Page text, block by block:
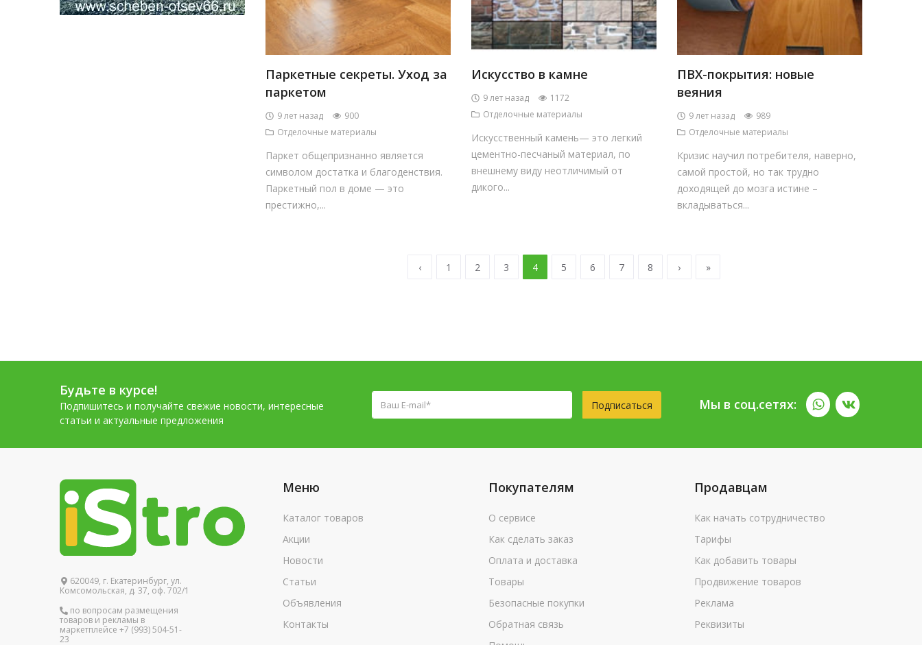
Паркетные секреты. Уход за
паркетом
9 лет назад
900
Отделочные материалы
Паркет общепризнанно является
символом достатка и благоденствия.
Паркетный пол в доме — это
престижно,...
Искусство в камне
9 лет назад
1172
Отделочные материалы
Искусственный камень— это легкий
цементно-песчаный материал, по
внешнему виду неотличимый от
дикого...
ПВХ-покрытия: новые
веяния
9 лет назад
989
Отделочные материалы
Кризис научил потребителя, наверно,
самой простой, но так трудно
доходящей до мозга истине –
вкладываться...
‹ 1 2 3 4 5 6 7 8 › »
Будьте в курсе!
Подпишитесь и получайте свежие новости, интересные
статьи и актуальные предложения
Подписаться Мы в соц.сетях:
620049, г. Екатеринбург, ул.
Комсомольская, д. 37, оф. 702/1
по вопросам размещения
товаров и рекламы в
маркетплейсе +7 (993) 504-51-
23
Меню
Каталог товаров
Акции
Новости
Статьи
Объявления
Контакты
Покупателям
О сервисе
Как сделать заказ
Оплата и доставка
Товары
Безопасные покупки
Обратная связь
Продавцам
Как начать сотрудничество
Тарифы
Как добавить товары
Продвижение товаров
Реклама
Реквизиты